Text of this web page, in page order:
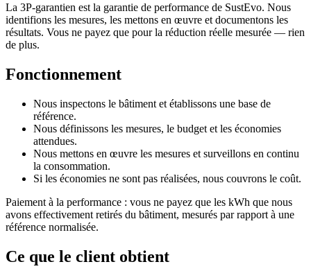
La 3P-garantien est la garantie de performance de SustEvo. Nous
identifions les mesures, les mettons en œuvre et documentons les
résultats. Vous ne payez que pour la réduction réelle mesurée — rien
de plus.
Fonctionnement
Nous inspectons le bâtiment et établissons une base de
référence.
Nous définissons les mesures, le budget et les économies
attendues.
Nous mettons en œuvre les mesures et surveillons en continu
la consommation.
Si les économies ne sont pas réalisées, nous couvrons le coût.
Paiement à la performance : vous ne payez que les kWh que nous
avons effectivement retirés du bâtiment, mesurés par rapport à une
référence normalisée.
Ce que le client obtient